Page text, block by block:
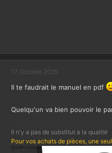
17 Octobre 2025
Il te faudrait le manuel en pdf
Quelqu'un va bien pouvoir le
Il n'y a pas de substitut à la qualité
Pour vos achats de pièces, une